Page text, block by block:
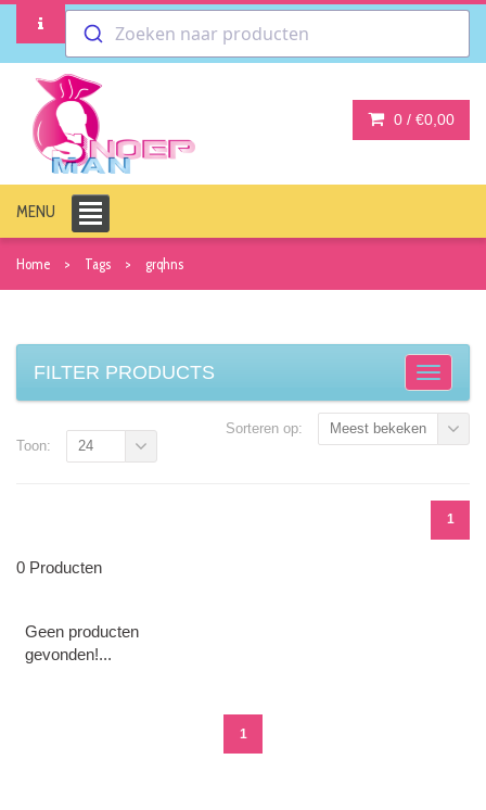
Zoeken naar producten
0 / €0,00
MENU
Home Tags grqhns
FILTER PRODUCTS
Sorteren op: Meest bekeken
1
Toon: 24
0 Producten
Geen producten
gevonden!...
1